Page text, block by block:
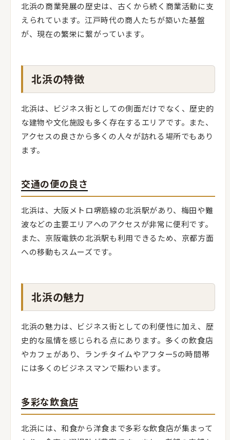
北浜の商業発展の歴史は、古くから続く商業活動に支
えられています。江戸時代の商人たちが築いた基盤
が、現在の繁栄に繋がっています。
北浜の特徴
北浜は、ビジネス街としての側面だけでなく、歴史的
な建物や文化施設も多く存在するエリアです。また、
アクセスの良さから多くの人々が訪れる場所でもあり
ます。
交通の便の良さ
北浜は、大阪メトロ堺筋線の北浜駅があり、梅田や難
波などの主要エリアへのアクセスが非常に便利です。
また、京阪電鉄の北浜駅も利用できるため、京都方面
への移動もスムーズです。
北浜の魅力
北浜の魅力は、ビジネス街としての利便性に加え、歴
史的な風情を感じられる点にあります。多くの飲食店
やカフェがあり、ランチタイムやアフター5の時間帯
には多くのビジネスマンで賑わいます。
多彩な飲食店
北浜には、和食から洋食まで多彩な飲食店が集まって